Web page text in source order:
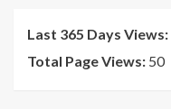
Last 365 Days Views:
Total Page Views: 50